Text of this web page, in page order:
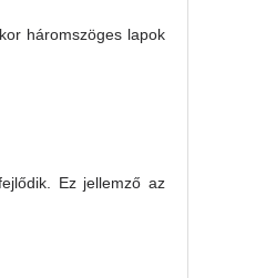
háromszöges lapok
Ez jellemző az